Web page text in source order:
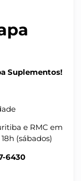
Suplementos!
e RMC em
(sábados)
6430